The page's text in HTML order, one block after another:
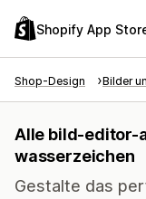
Shopify App
Shop-Design Bilder
Alle bild-editor-
wasserzeichen
Gestalte das